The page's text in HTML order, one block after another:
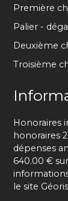
Première
Palier -
Deuxième
Troisième
Honoraires
honoraires
dépenses
640.00 €
le site